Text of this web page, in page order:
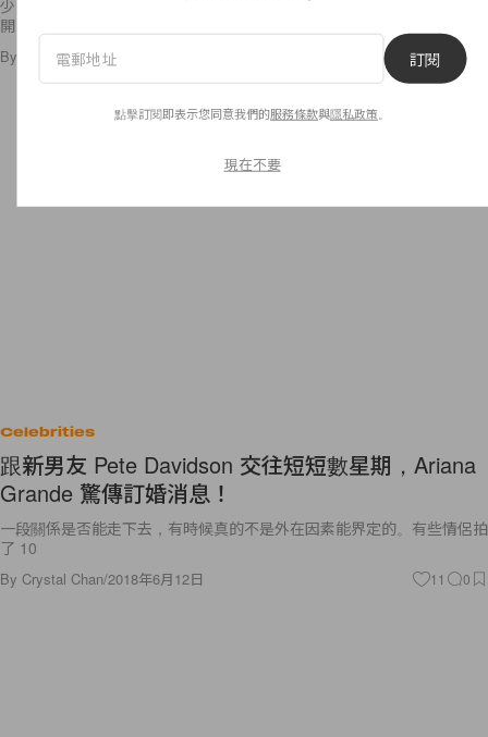
少，外界普遍認為是真愛改變了他，但沒想到不久後兩人又宣布想暫時分
開，好好思考這段關係，過程中 Justin
By Nancy Chen/2018年6月12日 18 0
Celebrities
跟新男友 Pete Davidson 交往短短數星期，Ariana
Grande 驚傳訂婚消息！
一段關係是否能走下去，有時候真的不是外在因素能界定的。有些情侶拍
了 10
By Crystal Chan/2018年6月12日 11 0
訂閱
點擊訂閱即表示您同意我們的服務條款與隱私政策
現在不要